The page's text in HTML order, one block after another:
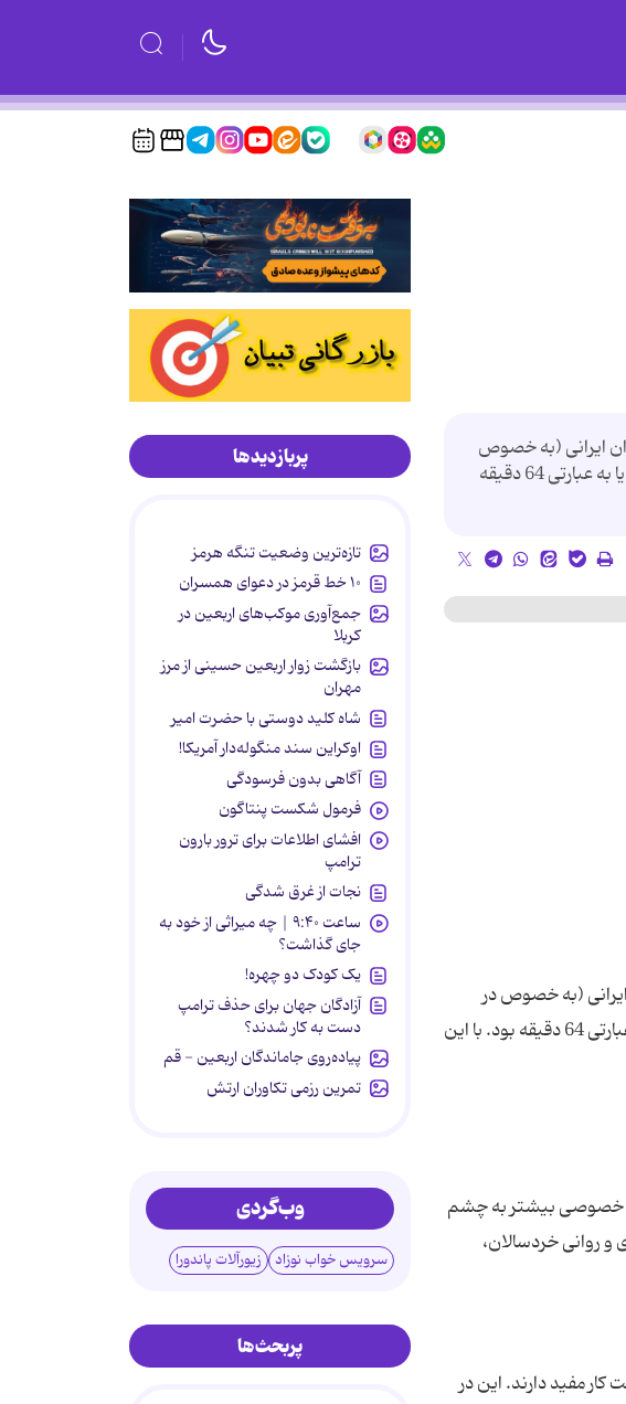
ایرانی (به خصوص
در بخش دولتی) 22 دقیقه در روز است. این در حالی است که سال گذشته این رقم یک ساعت و 4 دقیقه یا به عبارتی 64 دقیقه
(به خصوص در
بخش دولتی) 22 دقیقه در روز است. این در حالی است که سال گذشته این رقم یک ساعت و 4 دقیقه یا به عبارتی 64 دقیقه بود. با این
و خصوصی بیشتر به چشم
روانی خردسالان،
وضعیت کارمندان بخش خصوصی بهتر است و کارکنان این بخش در روز حدود 2 ساعت کار مفید دارند. این در
پربازدیدها
تازه‌ترین وضعیت تنگه هرمز
۱۰ خط قرمز در دعوای همسران
جمع‌آوری موکب‌های اربعین در
کربلا
بازگشت زوار اربعین حسینی از مرز
مهران
شاه کلید دوستی با حضرت امیر
اوکراین سند منگوله‌دار آمریکا!
آگاهی بدون فرسودگی
فرمول شکست پنتاگون
افشای اطلاعات برای ترور بارون
ترامپ
نجات از غرق شدگی
ساعت ۹:۴۰ | چه میراثی از خود به
جای گذاشت؟
یک کودک دو چهره!
آزادگان جهان برای حذف ترامپ
دست به کار شدند؟
پیاده‌روی جاماندگان اربعین - قم
تمرین رزمی تکاوران ارتش
وب‌گردی
سرویس خواب نوزاد زیورآلات پاندورا
پربحث‌ها